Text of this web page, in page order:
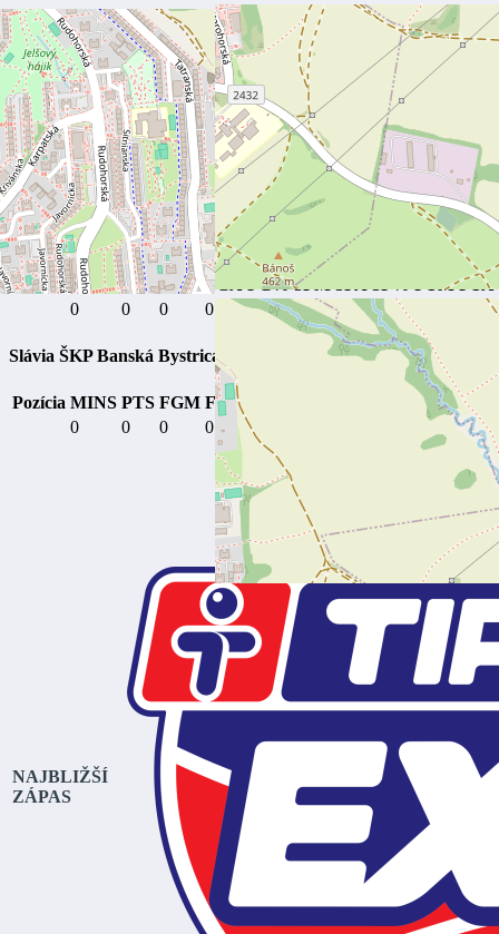
Pod Banošom 6376/80, 974 11 Banská Bystrica-Sásová, Slovensko
Výsledky
Tím 1 2 3 4 V
BAM Poprad
8 9 9 5
31
Slávia ŠKP Banská Bystrica 9 3 26
BAM Poprad
Pozícia MINS PTS FGM FGA FG% 3PM FTM FTA
0
0 0 0 0 0 0 0
Slávia ŠKP Banská Bystrica
Pozícia MINS PTS FGM FGA FTM FTA
0
0 0 0 0 0
NAJBLIŽŠÍ
ZÁPAS